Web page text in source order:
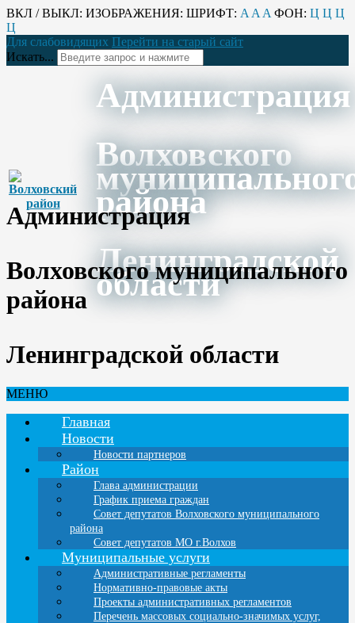
ВКЛ / ВЫКЛ: ИЗОБРАЖЕНИЯ: ШРИФТ: A A A ФОН: Ц Ц Ц
Ц
Для слабовидящих Перейти на старый сайт
Искать...
Администрация
Волховского
района
Ленинградской
области
Администрация
Волховского муниципального
района
Ленинградской области
МЕНЮ
Главная
Новости
Новости партнеров
Район
Глава администрации
График приема граждан
Совет депутатов Волховского муниципального
района
Совет депутатов МО г.Волхов
Муниципальные услуги
Административные регламенты
Нормативно-правовые акты
Проекты административных регламентов
Перечень массовых социально-значимых услуг,